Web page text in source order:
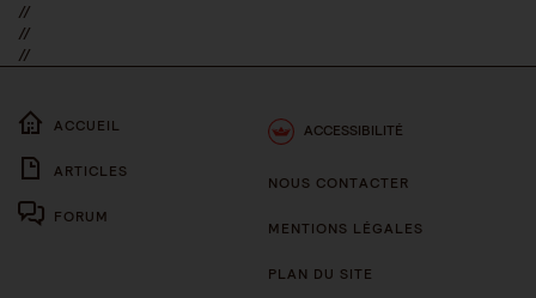
//
//
//
ACCUEIL
ARTICLES
FORUM
ACCESSIBILITÉ
NOUS CONTACTER
MENTIONS LÉGALES
PLAN DU SITE